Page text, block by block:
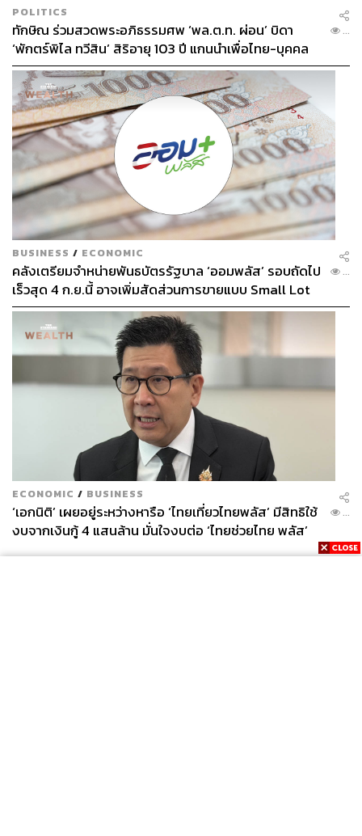
POLITICS
ทักษิณ ร่วมสวดพระอภิธรรมศพ ‘พล.ต.ท. ผ่อน’ บิดา
‘พักตร์พิไล ทวีสิน’ สิริอายุ 103 ปี แกนนำเพื่อไทย-บุคคล
หลากวงการร่วมอาลัย
...
BUSINESS / ECONOMIC
คลังเตรียมจำหน่ายพันธบัตรรัฐบาล ‘ออมพลัส’ รอบถัดไป
เร็วสุด 4 ก.ย.นี้ อาจเพิ่มสัดส่วนการขายแบบ Small Lot
First มากขึ้น
...
ECONOMIC / BUSINESS
‘เอกนิติ’ เผยอยู่ระหว่างหารือ ‘ไทยเที่ยวไทยพลัส’ มีสิทธิใช้
งบจากเงินกู้ 4 แสนล้าน มั่นใจงบต่อ ‘ไทยช่วยไทย พลัส’
เฟส 2 มีเพียงพอ
...